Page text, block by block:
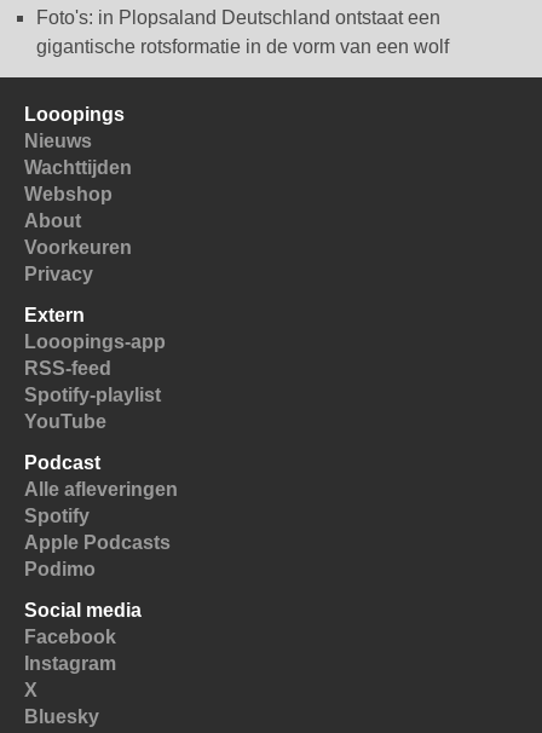
Foto's: in Plopsaland Deutschland ontstaat een
gigantische rotsformatie in de vorm van een wolf
Looopings
Nieuws
Wachttijden
Webshop
About
Voorkeuren
Privacy
Extern
Looopings-app
RSS-feed
Spotify-playlist
YouTube
Podcast
Alle afleveringen
Spotify
Apple Podcasts
Podimo
Social media
Facebook
Instagram
X
Bluesky